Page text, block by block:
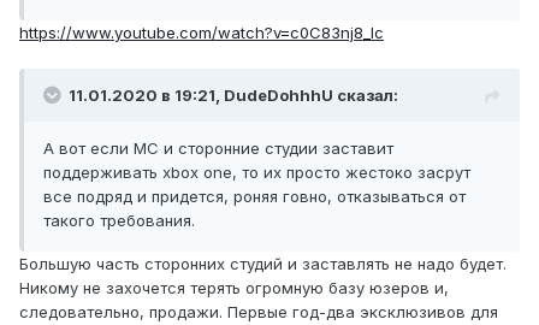
https://www.youtube.com/watch?v=c0C83nj8_lc
11.01.2020 в 19:21, DudeDohhhU сказал:
А вот если МС и сторонние студии заставит
поддерживать xbox one, то их просто жестоко засрут
все подряд и придется, роняя говно, отказываться от
такого требования.
Большую часть сторонних студий и заставлять не надо будет.
Никому не захочется терять огромную базу юзеров и,
следовательно, продажи. Первые год-два эксклюзивов для